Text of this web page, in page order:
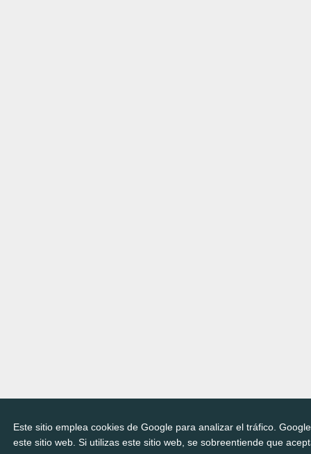
Este sitio emplea cookies de Google para analizar el tráfico.
este sitio web. Si utilizas este sitio web, se sobreentiende que